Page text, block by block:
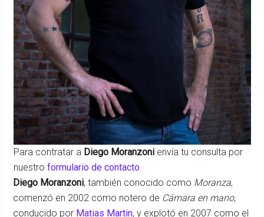
Para contratar a Diego Moranzonienvía tu consulta por
nuestro formulario de contacto.
Diego Moranzoni, también conocido como Moranza,
comenzó en 2002 como notero de Cámara en mano,
conducido por Matias Martin, y explotó en 2007 como el